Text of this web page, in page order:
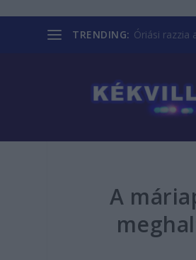
TRENDING: Óriási razzia
A